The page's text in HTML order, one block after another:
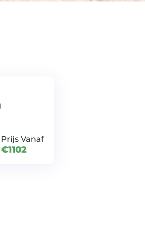
Prijs Vanaf
€1102